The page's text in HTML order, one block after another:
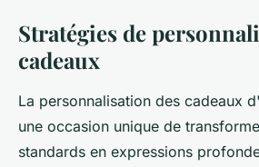
Stratégies de
cadeaux
La personnalisation des cadeaux
une occasion unique de
standards en expressions